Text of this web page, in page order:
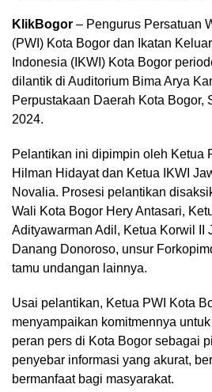
KlikBogor – Pengurus Persatuan
(PWI) Kota Bogor dan Ikatan
Indonesia (IKWI) Kota Bogor
dilantik di Auditorium Bima Arya
Perpustakaan Daerah Kota Bogor,
2024.
Pelantikan ini dipimpin oleh Ketua
Hilman Hidayat dan Ketua IKWI
Novalia. Prosesi pelantikan
Wali Kota Bogor Hery Antasari,
Adityawarman Adil, Ketua Korwil II
Danang Donoroso, unsur
tamu undangan lainnya.
Usai pelantikan, Ketua PWI Kota
menyampaikan komitmennya
peran pers di Kota Bogor sebagai
penyebar informasi yang akurat,
bermanfaat bagi masyarakat.